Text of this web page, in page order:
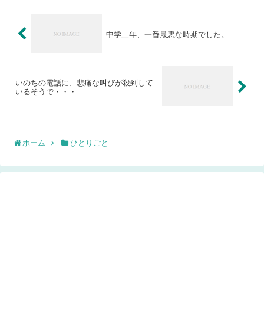
中学二年、一番最悪な時期でした。
いのちの電話に、悲痛な叫びが殺到して
いるそうで・・・
ホーム ひとりごと